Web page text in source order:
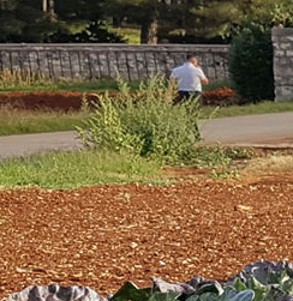
antimikrobna svojstva zbog
na tlu jer može negativno
kao jedno od najprihvatljivijih
komposta, istraživači koriste
prozračivanje, mjerenje
smjese koja se sastoji
kroz smjesu, čime se
povremeno miješa kako bi